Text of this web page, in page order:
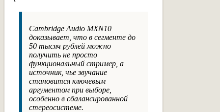
Cambridge Audio MXN10
доказывает, что в сегменте до
50 тысяч рублей можно
получить не просто
функциональный стример, а
источник, чье звучание
становится ключевым
аргументом при выборе,
особенно в сбалансированной
стереосистеме.